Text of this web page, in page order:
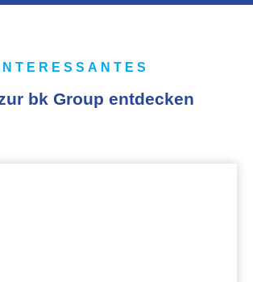
INTERESSANTES
bk Group entdecken